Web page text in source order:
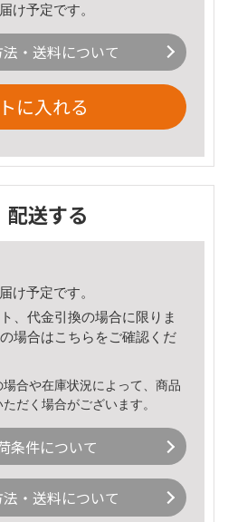
け予定です。
・送料について
に入れる
配送する
け予定です。
、代金引換の場合に限りま
場合はこちら をご確認くだ
合や在庫状況によって、商品
だく場合がございます。
条件について
・送料について